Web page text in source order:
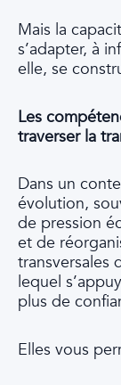
Mais la
s’adapter, à
elle, se
Les
traverser la
Dans un
évolution,
de pression
et de
transversales
lequel
plus de
Elles vous